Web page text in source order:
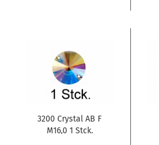
3200 Crystal AB F
M16,0 1 Stck.